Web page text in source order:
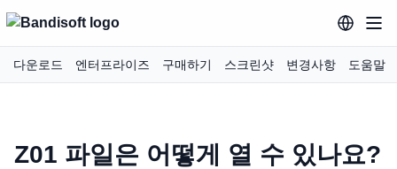
다운로드 엔터프라이즈 구매하기 스크린샷 변경사항 도움말
Z01 파일은 어떻게 열 수 있나요?